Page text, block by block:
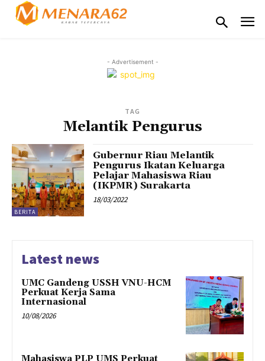
- Advertisement -
TAG
Melantik Pengurus
BERITA
Gubernur Riau Melantik
Pengurus Ikatan Keluarga
Pelajar Mahasiswa Riau
(IKPMR) Surakarta
18/03/2022
Latest news
UMC Gandeng USSH VNU-HCM
Perkuat Kerja Sama
Internasional
10/08/2026